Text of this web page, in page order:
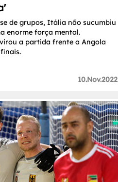
de grupos, Itália não sucumbiu
enorme força mental.
a partida frente a Angola
10.Nov.2022